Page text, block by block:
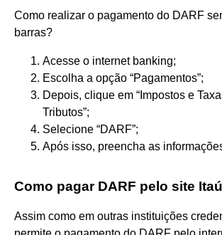
Como realizar o pagamento do DARF
barras?
Acesse o internet banking;
Escolha a opção “Pagamentos”;
Depois, clique em “Impostos e
Tributos”;
Selecione “DARF”;
Após isso, preencha as
Como pagar DARF pelo site
Assim como em outras instituições